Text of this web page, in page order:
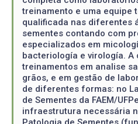
treinamento e uma equipe
qualificada nas diferentes
sementes contando com
especializados em
bacteriología e virología. A
treinamentos em analise
grãos, e em gestão de
de diferentes formas: no
de Sementes da FAEM/
infraestrutura necessária